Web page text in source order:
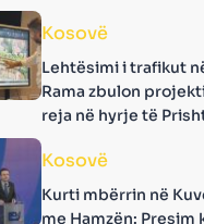
Kosovë
Lehtësimi i trafikut
Rama zbulon
reja në hyrje të
Kosovë
Kurti mbërrin në
me Hamzën: Presim